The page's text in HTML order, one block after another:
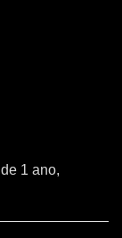
1 ano,